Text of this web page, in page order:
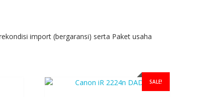
page
import (bergaransi) serta Paket usaha
SALE!